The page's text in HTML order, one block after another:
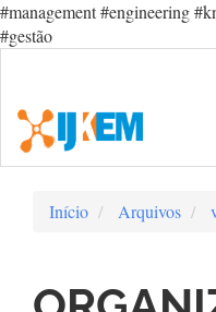
#management #engineering
#gestão
Conteúdo
principal
Barra
Início Arquivos